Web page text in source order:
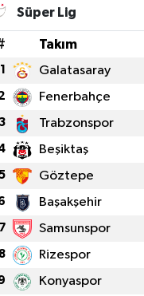
Süper Lig
Takım
1 Galatasaray
Fenerbahçe
Trabzonspor
Beşiktaş
Göztepe
Başakşehir
7 Samsunspor
8 Rizespor
Konyaspor